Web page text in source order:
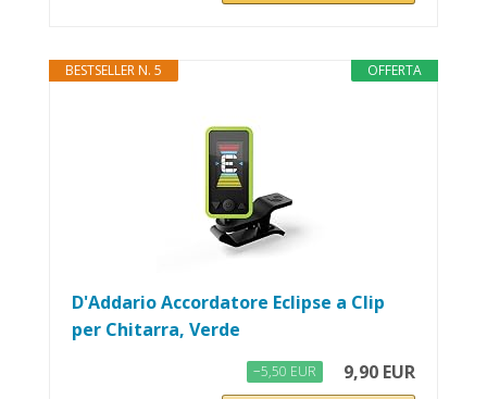
OFFERTA
BESTSELLER N. 5
D'Addario Accordatore Eclipse a Clip
per Chitarra, Verde
−5,50 EUR 9,90 EUR